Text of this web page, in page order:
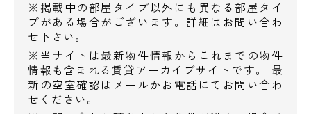
●スーパー
まいばすけっと亀戸2丁目店・・37m
肉のハナマサ亀戸店・・111m
業務スーパー亀戸店・・184m
※掲載中の部屋タイプ以外にも異なる部屋タイ
プがある場合がございます。詳細はお問い合わ
せ下さい。
※当サイトは最新物件情報からこれまでの物件
情報も含まれる賃貸アーカイブサイトです。 最
新の空室確認はメールかお電話にてお問い合わ
せください。